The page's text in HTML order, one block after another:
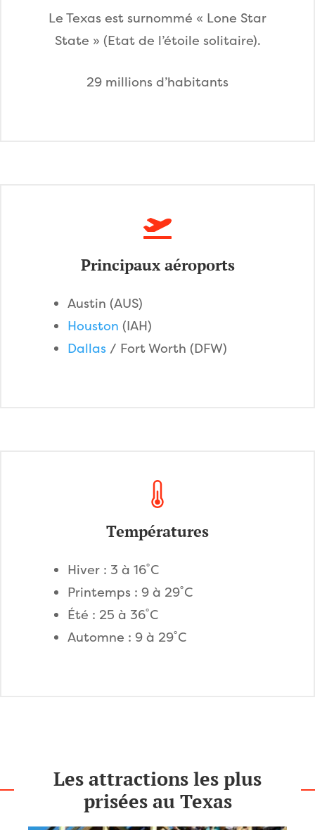
Le Texas est surnommé « Lone Star
State » (Etat de l’étoile solitaire).
29 millions d’habitants
Principaux aéroports
Austin (AUS)
Houston (IAH)
Dallas / Fort Worth (DFW)
Températures
Hiver : 3 à 16˚C
Printemps : 9 à 29˚C
Été : 25 à 36˚C
Automne : 9 à 29˚C
Les attractions les plus
prisées au Texas